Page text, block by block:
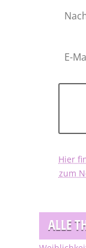
Hier
zum
ALLE